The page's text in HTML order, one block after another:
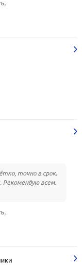
точно в срок.
Рекомендую всем.